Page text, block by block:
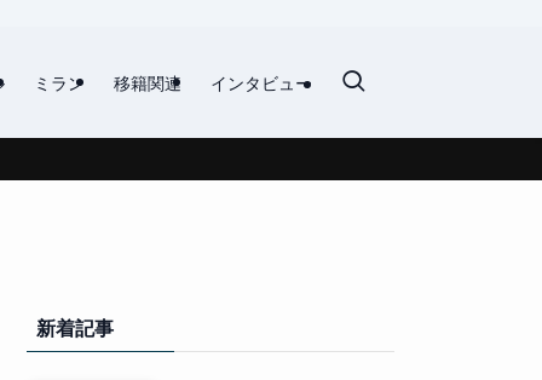
ミラン 移籍関連 インタビュー
新着記事